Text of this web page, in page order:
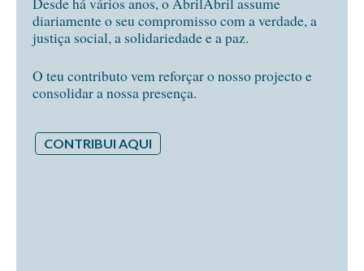
diariamente o seu compromisso com a verdade, a
justiça social, a solidariedade e a paz.
O teu contributo vem reforçar o nosso projecto e
consolidar a nossa presença.
CONTRIBUI AQUI